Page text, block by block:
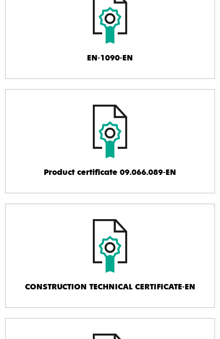
EN-1090-EN
Product certificate 09.066.089-EN
CONSTRUCTION TECHNICAL CERTIFICATE-EN